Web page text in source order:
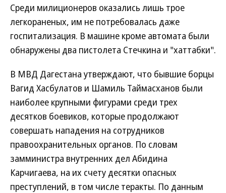
Среди милиционеров оказались лишь трое
легкораненых, им не потребовалась даже
госпитализация. В машине кроме автомата были
обнаружены два пистолета Стечкина и "хаттабки".
В МВД Дагестана утверждают, что бывшие борцы
Вагид Хасбулатов и Шамиль Таймасханов были
наиболее крупными фигурами среди трех
десятков боевиков, которые продолжают
совершать нападения на сотрудников
правоохранительных органов. По словам
замминистра внутренних дел Абидина
Карчигаева, на их счету десятки опасных
преступлений, в том числе теракты. По данным